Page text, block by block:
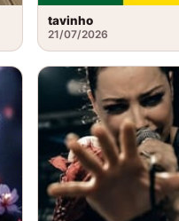
tavinho
21/07/2026